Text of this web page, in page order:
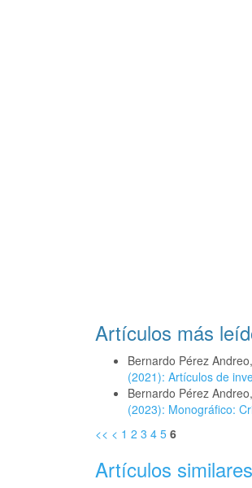
Artículos más
Bernardo Pérez Andreo,
(2021): Artículos de
Bernardo Pérez Andreo,
(2023): Monográfico:
<< < 1 2 3 4 5 6
Artículos similares